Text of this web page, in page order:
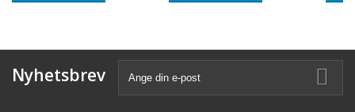
Nyhetsbrev